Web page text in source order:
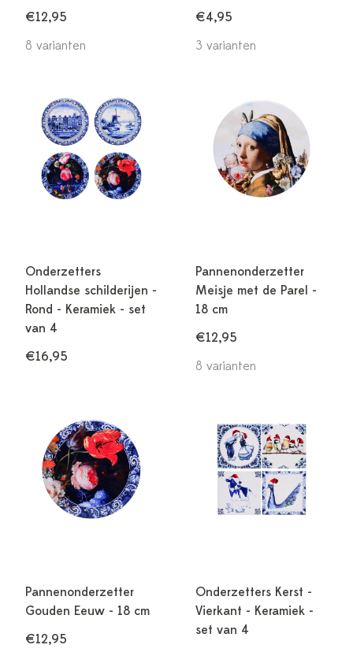
€12,95
8 varianten
€4,95
3 varianten
Onderzetters
Hollandse schilderijen -
Rond - Keramiek - set
van 4
€16,95
Pannenonderzetter
Meisje met de Parel -
18 cm
€12,95
8 varianten
Pannenonderzetter
Gouden Eeuw - 18 cm
€12,95
Onderzetters Kerst -
Vierkant - Keramiek -
set van 4